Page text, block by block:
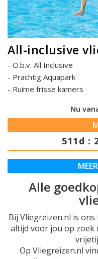
All-inclusive
O.b.v. All Inclusive
Prachtig Aquapark
Ruime frisse kamers
Nu
511d :
Alle
Bij Vliegreizen.nl is
altijd voor jou op zoek
Op Vliegreizen.nl